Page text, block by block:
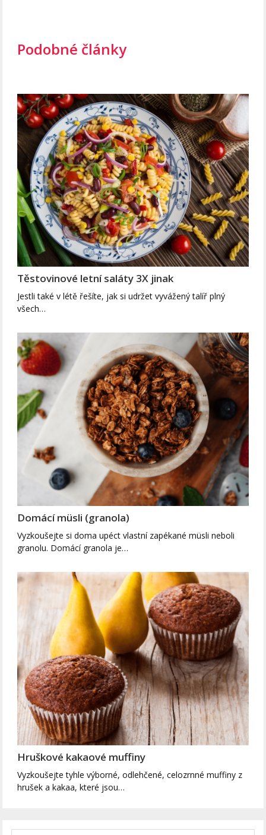
Podobné články
Těstovinové letní saláty 3X jinak
Jestli také v létě řešíte, jak si udržet vyvážený talíř plný
všech…
Domácí müsli (granola)
Vyzkoušejte si doma upéct vlastní zapékané müsli neboli
granolu. Domácí granola je…
Hruškové kakaové muffiny
Vyzkoušejte tyhle výborné, odlehčené, celozrnné muffiny z
hrušek a kakaa, které jsou…